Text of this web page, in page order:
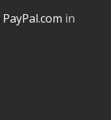
PayPal.com in